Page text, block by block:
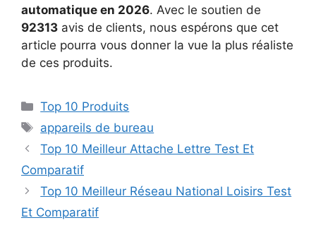
automatique en 2026. Avec le soutien de
92313 avis de clients, nous espérons que cet
article pourra vous donner la vue la plus réaliste
de ces produits.
Top 10 Produits
appareils de bureau
Top 10 Meilleur Attache Lettre Test Et
Comparatif
Top 10 Meilleur Réseau National Loisirs Test
Et Comparatif